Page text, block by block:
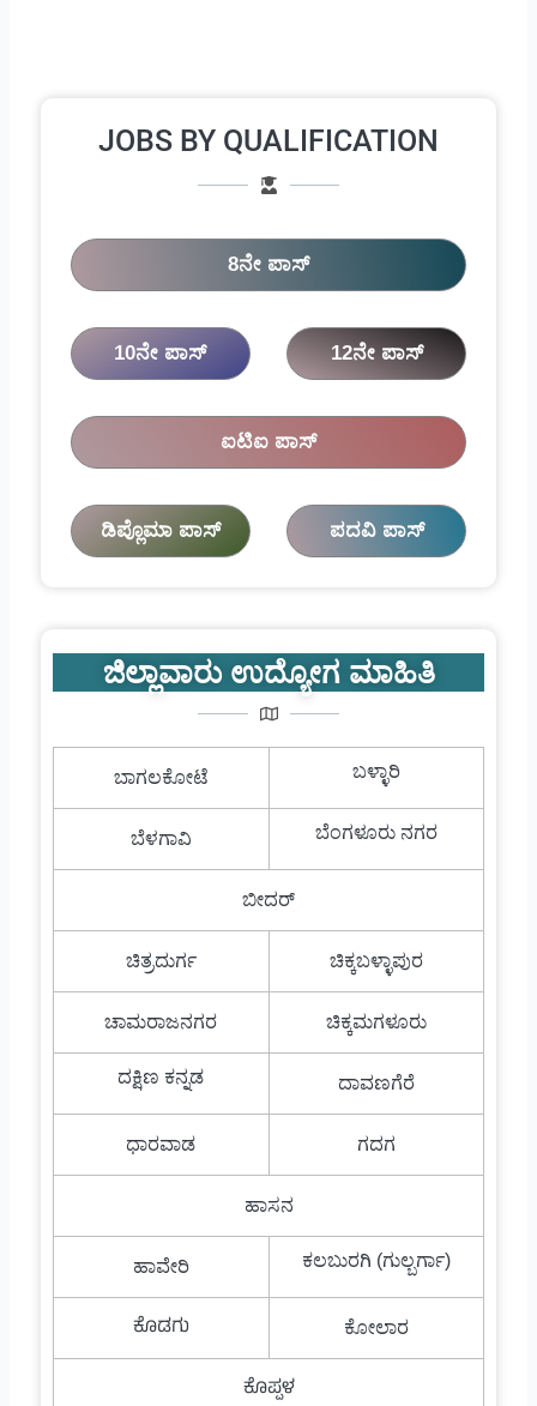
JOBS BY QUALIFICATION
8ನೇ ಪಾಸ್
10ನೇ ಪಾಸ್ 12ನೇ ಪಾಸ್
ಐಟಿಐ ಪಾಸ್
ಡಿಪ್ಲೊಮಾ ಪಾಸ್ ಪದವಿ ಪಾಸ್
ಜಿಲ್ಲಾವಾರು ಉದ್ಯೋಗ ಮಾಹಿತಿ
ಬಾಗಲಕೋಟೆ ಬಳ್ಳಾರಿ
ಬೆಳಗಾವಿ ಬೆಂಗಳೂರು ನಗರ
ಬೀದರ್
ಚಿತ್ರದುರ್ಗ ಚಿಕ್ಕಬಳ್ಳಾಪುರ
ಚಾಮರಾಜನಗರ ಚಿಕ್ಕಮಗಳೂರು
ದಕ್ಷಿಣ ಕನ್ನಡ ದಾವಣಗೆರೆ
ಧಾರವಾಡ ಗದಗ
ಹಾಸನ
ಹಾವೇರಿ ಕಲಬುರಗಿ (ಗುಲ್ಬರ್ಗಾ)
ಕೊಡಗು ಕೋಲಾರ
ಕೊಪ್ಪಳ